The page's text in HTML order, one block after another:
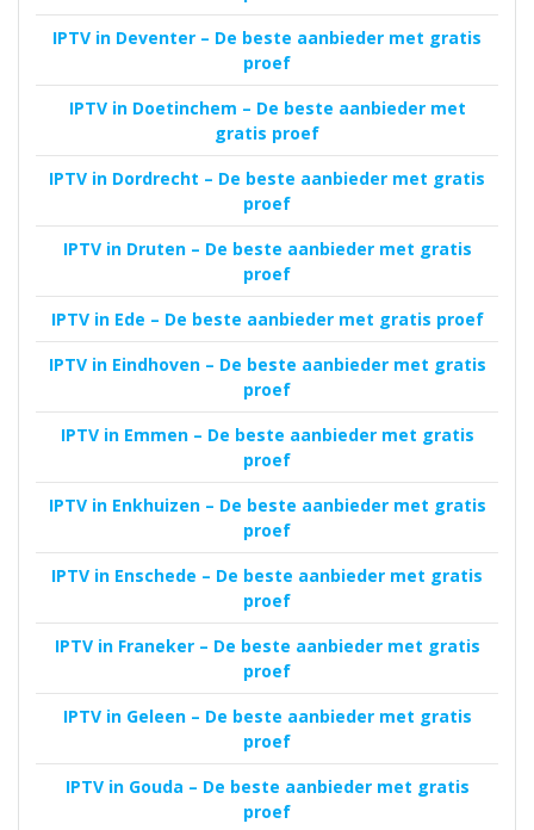
IPTV in Deventer – De beste aanbieder met gratis
proef
IPTV in Doetinchem – De beste aanbieder met
gratis proef
IPTV in Dordrecht – De beste aanbieder met gratis
proef
IPTV in Druten – De beste aanbieder met gratis
proef
IPTV in Ede – De beste aanbieder met gratis proef
IPTV in Eindhoven – De beste aanbieder met gratis
proef
IPTV in Emmen – De beste aanbieder met gratis
proef
IPTV in Enkhuizen – De beste aanbieder met gratis
proef
IPTV in Enschede – De beste aanbieder met gratis
proef
IPTV in Franeker – De beste aanbieder met gratis
proef
IPTV in Geleen – De beste aanbieder met gratis
proef
IPTV in Gouda – De beste aanbieder met gratis
proef